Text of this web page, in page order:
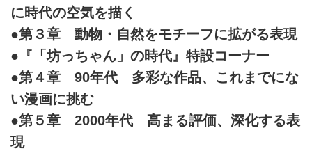
に時代の空気を描く
●第３章 動物・自然をモチーフに拡がる表現
●『「坊っちゃん」の時代』特設コーナー
●第４章 90年代 多彩な作品、これまでにな
い漫画に挑む
●第５章 2000年代 高まる評価、深化する表
現